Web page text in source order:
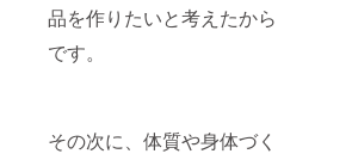
品を作りたいと考えたから
です。
その次に、体質や身体づく